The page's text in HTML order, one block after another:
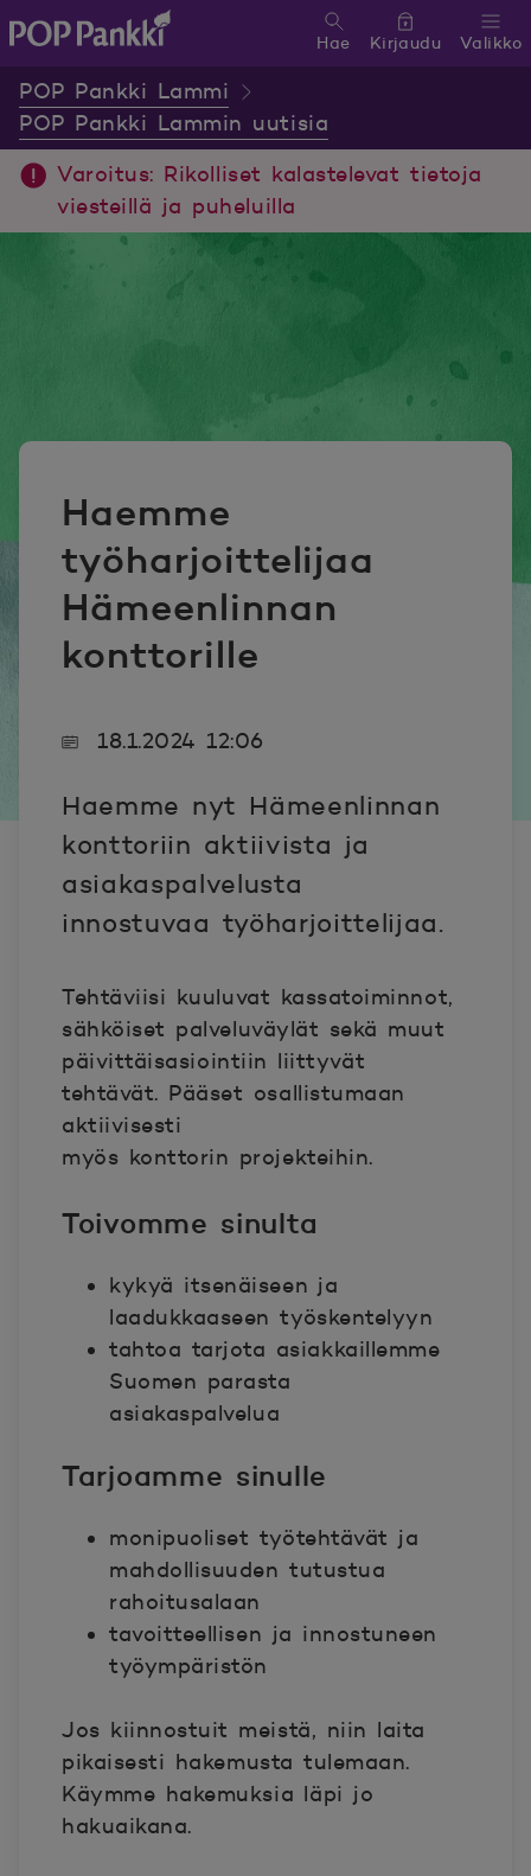
Valikko
Hae Kirjaudu
POP Pankki Lammi
POP Pankki Lammin uutisia
Varoitus: Rikolliset kalastelevat tietoja
viesteillä ja puheluilla
Haemme
työharjoittelijaa
Hämeenlinnan
konttorille
18.1.2024 12:06
Haemme nyt Hämeenlinnan
konttoriin aktiivista ja
asiakaspalvelusta
innostuvaa työharjoittelijaa.
Tehtäviisi kuuluvat kassatoiminnot,
sähköiset palveluväylät sekä muut
päivittäisasiointiin liittyvät
tehtävät. Pääset osallistumaan
aktiivisesti
myös konttorin projekteihin.
Toivomme sinulta
kykyä itsenäiseen ja
laadukkaaseen työskentelyyn
tahtoa tarjota asiakkaillemme
Suomen parasta
asiakaspalvelua
Tarjoamme sinulle
monipuoliset työtehtävät ja
mahdollisuuden tutustua
rahoitusalaan
tavoitteellisen ja innostuneen
työympäristön
Jos kiinnostuit meistä, niin laita
pikaisesti hakemusta tulemaan.
Käymme hakemuksia läpi jo
hakuaikana.